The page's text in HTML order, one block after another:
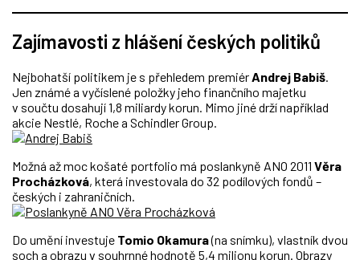
Zajímavosti z hlášení českých politiků
Nejbohatší politikem je s přehledem premiér Andrej Babiš
Jen známé a vyčíslené položky jeho finančního majetku
v součtu dosahují 1,8 miliardy korun. Mimo jiné drží například
akcie Nestlé, Roche a Schindler Group.
Možná až moc košaté portfolio má poslankyně ANO 2011 Věra
Procházková, která investovala do 32 podílových fondů –
českých i zahraničních.
Do umění investuje Tomio Okamura(na snímku), vlastník dvou
soch a obrazu v souhrnné hodnotě 5,4 milionu korun. Obrazy